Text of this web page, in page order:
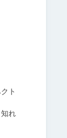
ト
れ